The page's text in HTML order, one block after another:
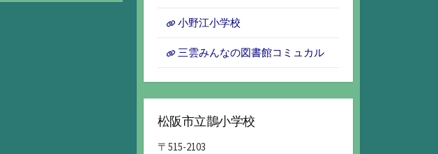
小野江小学校
三雲みんなの図書館コミュカル
松阪市立鵲小学校
〒515-2103